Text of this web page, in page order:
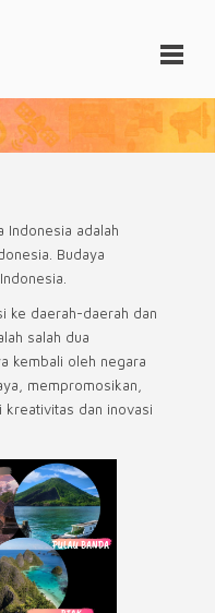
Indonesia adalah
Budaya
ke daerah-daerah dan
salah dua
kembali oleh negara
mempromosikan,
kreativitas dan inovasi